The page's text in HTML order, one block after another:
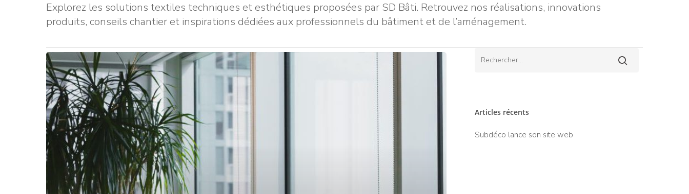
Explorez les solutions textiles techniques et esthétiques proposées par SD Bâti. Retrouvez nos réalisations, innovations
produits, conseils chantier et inspirations dédiées aux professionnels du bâtiment et de l’aménagement.
Articles récents
Subdéco lance son site web